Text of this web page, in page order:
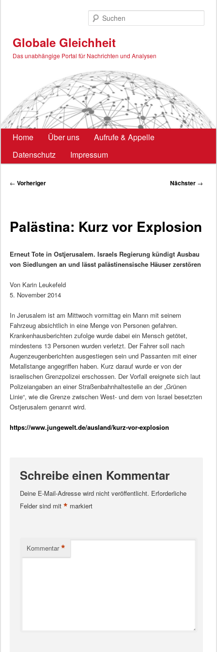
Globale Gleichheit
Das unabhängige Portal für Nachrichten und Analysen
Hauptmenü
Home Über uns
Aufrufe & Appelle
Datenschutz
Impressum
Beitragsnavigation
← Vorheriger Nächster →
Palästina: Kurz vor Explosion
Erneut Tote in Ostjerusalem. Israels Regierung kündigt Ausbau
von Siedlungen an und lässt palästinensische Häuser zerstören
Von Karin Leukefeld
5. November 2014
In Jerusalem ist am Mittwoch vormittag ein Mann mit seinem
Fahrzeug absichtlich in eine Menge von Personen gefahren.
Krankenhausberichten zufolge wurde dabei ein Mensch getötet,
mindestens 13 Personen wurden verletzt. Der Fahrer soll nach
Augenzeugenberichten ausgestiegen sein und Passanten mit einer
Metallstange angegriffen haben. Kurz darauf wurde er von der
israelischen Grenzpolizei erschossen. Der Vorfall ereignete sich laut
Polizeiangaben an einer Straßenbahnhaltestelle an der „Grünen
Linie“, wie die Grenze zwischen West- und dem von Israel besetzten
Ostjerusalem genannt wird.
https://www.jungewelt.de/ausland/kurz-vor-explosion
Schreibe einen Kommentar
Deine E-Mail-Adresse wird nicht veröffentlicht. Erforderliche
Felder sind mit * markiert
Kommentar *